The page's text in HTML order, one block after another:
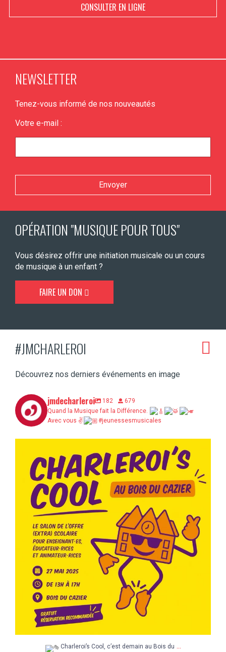
CONSULTER EN LIGNE
NEWSLETTER
Tenez-vous informé de nos nouveautés
Votre e-mail :
Veuillez laisser ce champ vide.
OPÉRATION "MUSIQUE POUR TOUS"
Vous désirez offrir une initiation musicale ou un cours
de musique à un enfant ?
FAIRE UN DON
#JMCHARLEROI
Découvrez nos derniers événements en image
jmdecharleroi 182
679
Quand la Musique fait la Différence.
Avec vous ✌
#jeunessesmusicales
Charleroi’s Cool, c’est demain au Bois du...
5 0
Charleroi’s Cool, c’est demain au Bois du ...